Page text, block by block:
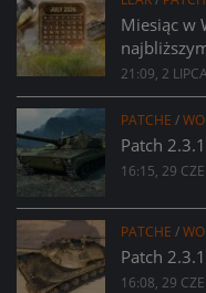
Miesiąc w
21:09, 2
PATCHE /
Patch
16:15, 29
PATCHE /
Patch
16:08, 29